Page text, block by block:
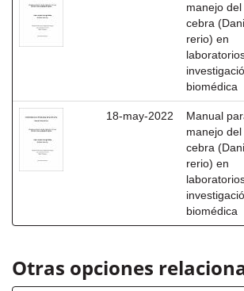
manejo
cebra
rerio) en
biomédica
18-may-2022
Manual
manejo
cebra
rerio) en
biomédica
Otras opciones